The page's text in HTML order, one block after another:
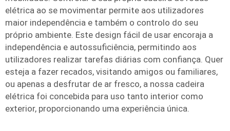
elétrica ao se movimentar permite aos utilizadores
maior independência e também o controlo do seu
próprio ambiente. Este design fácil de usar encoraja a
independência e autossuficiência, permitindo aos
utilizadores realizar tarefas diárias com confiança. Quer
esteja a fazer recados, visitando amigos ou familiares,
ou apenas a desfrutar de ar fresco, a nossa cadeira
elétrica foi concebida para uso tanto interior como
exterior, proporcionando uma experiência única.